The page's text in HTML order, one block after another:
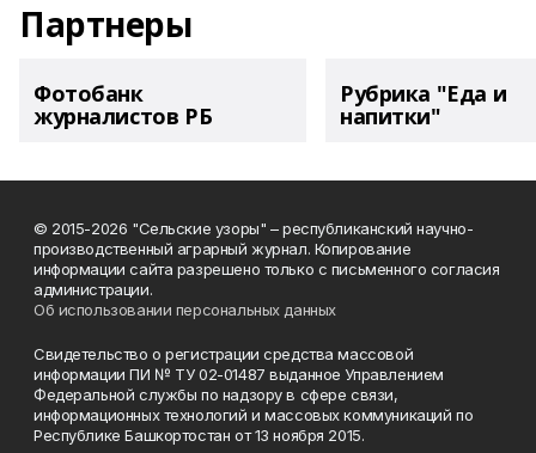
Партнеры
Фотобанк
журналистов РБ
Рубрика "Еда и
напитки"
© 2015-2026 "Сельские узоры" – республиканский научно-
производственный аграрный журнал. Копирование
информации сайта разрешено только с письменного согласия
администрации.
Об использовании персональных данных
Свидетельство о регистрации средства массовой
информации ПИ № ТУ 02-01487 выданное Управлением
Федеральной службы по надзору в сфере связи,
информационных технологий и массовых коммуникаций по
Республике Башкортостан от 13 ноября 2015.